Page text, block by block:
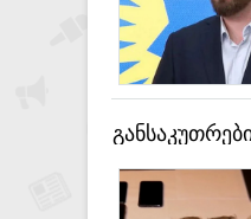
გორდულაძე
ოდენობით
საშუალება